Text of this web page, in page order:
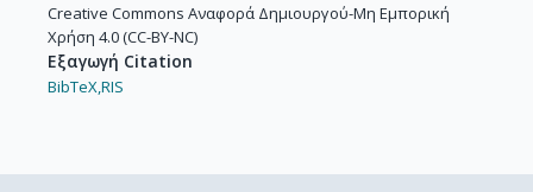
Creative Commons Αναφορά Δημιουργού-Μη Εμπορική
Χρήση 4.0 (CC-BY-NC)
Εξαγωγή Citation
BibTeX,RIS